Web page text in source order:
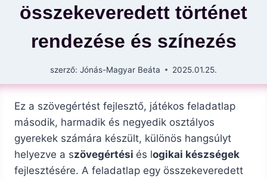
összekeveredett történet
rendezése és színezés
szerző: Jónás-Magyar Beáta 2025.01.25.
Ez a szövegértést fejlesztő, játékos feladatlap
második, harmadik és negyedik osztályos
gyerekek számára készült, különös hangsúlyt
helyezve a szövegértési és logikai készségek
fejlesztésére. A feladatlap egy összekeveredett